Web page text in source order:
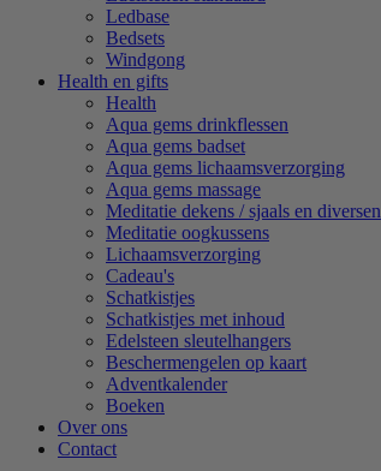
Ledbase
Bedsets
Windgong
Health en gifts
Health
Aqua gems drinkflessen
Aqua gems badset
Aqua gems lichaamsverzorging
Aqua gems massage
Meditatie dekens / sjaals en diversen
Meditatie oogkussens
Lichaamsverzorging
Cadeau's
Schatkistjes
Schatkistjes met inhoud
Edelsteen sleutelhangers
Beschermengelen op kaart
Adventkalender
Boeken
Over ons
Contact